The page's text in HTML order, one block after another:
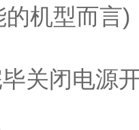
机型而言)
闭电源开